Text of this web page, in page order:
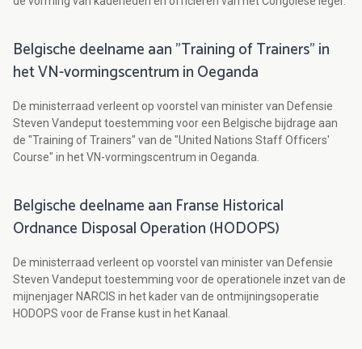
Belgische deelname aan "Training of Trainers" in
het VN-vormingscentrum in Oeganda
De ministerraad verleent op voorstel van minister van Defensie
Steven Vandeput toestemming voor een Belgische bijdrage aan
de "Training of Trainers" van de "United Nations Staff Officers'
Course" in het VN-vormingscentrum in Oeganda.
Belgische deelname aan Franse Historical
Ordnance Disposal Operation (HODOPS)
De ministerraad verleent op voorstel van minister van Defensie
Steven Vandeput toestemming voor de operationele inzet van de
mijnenjager NARCIS in het kader van de ontmijningsoperatie
HODOPS voor de Franse kust in het Kanaal.